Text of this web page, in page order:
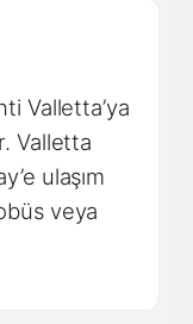
Valletta’ya
Valletta
ulaşım
veya